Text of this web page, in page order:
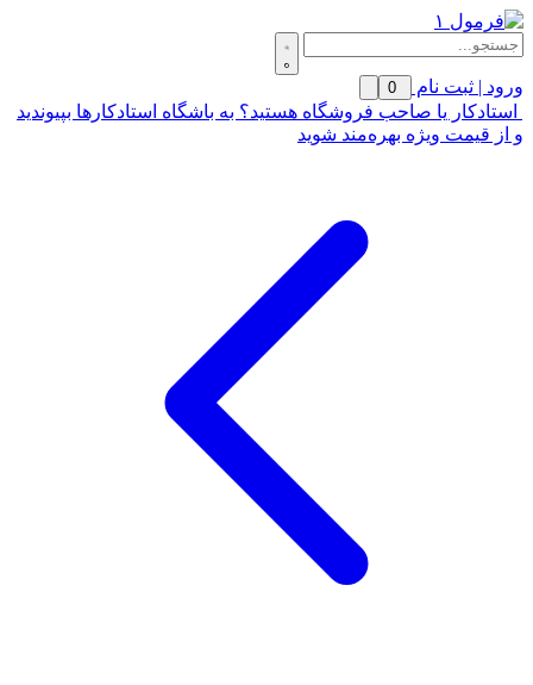
ورود | ثبت نام 0
استادکار یا صاحب فروشگاه هستید؟ به باشگاه استادکارها بپیوندید
و از قیمت ویژه بهره‌مند شوید